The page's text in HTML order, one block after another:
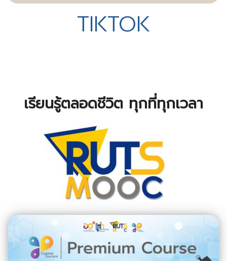
TIKTOK
เรียนรู้ตลอดชีวิต ทุกที่ทุกเวลา